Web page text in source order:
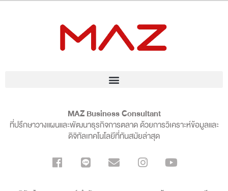
MAZ Business Consultant
ที่ปรึกษาวางแผนและพัฒนาธุรกิจการตลาด ด้วยการวิเคราะห์ข้อมูลและ
ดิจิทัลเทคโนโลยีที่ทันสมัยล่าสุด